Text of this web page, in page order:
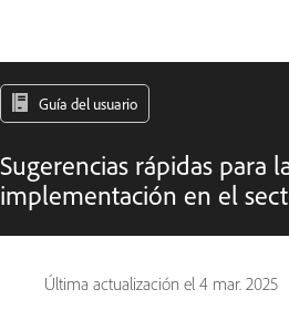
Guía del usuario
Sugerencias rápidas para
implementación en el
Última actualización el 4 mar. 2025